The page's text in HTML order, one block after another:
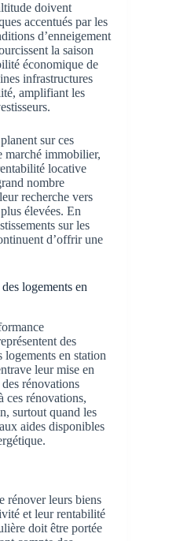
doivent
accentués par les
d’enneigement
la saison
économique de
infrastructures
amplifiant les
sur ces
marché immobilier,
locative
nombre
recherche vers
élevées. En
sur les
d’offrir une
logements en
des
en station
leur mise en
rénovations
ces rénovations,
surtout quand les
aides disponibles
rénover leurs biens
et leur rentabilité
doit être portée